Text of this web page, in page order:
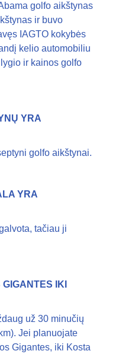
golfo aikštynas
ir buvo
IAGTO kokybės
kelio automobiliu
ir kainos golfo
YRA
golfo aikštynai.
YRA
tačiau ji
IKI
už 30 minučių
Jei planuojate
Gigantes, iki Kosta